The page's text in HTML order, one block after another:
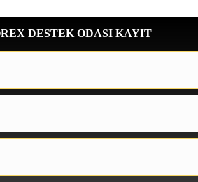
DESTEK ODASI KAYIT